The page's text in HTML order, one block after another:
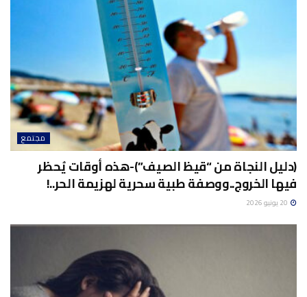
مجتمع
(دليل النجاة من “قيظ الصيف”)-هذه أوقات يُحظر
فيها الخروج..ووصفة طبية سحرية لهزيمة الحر..!
20 يونيو 2026